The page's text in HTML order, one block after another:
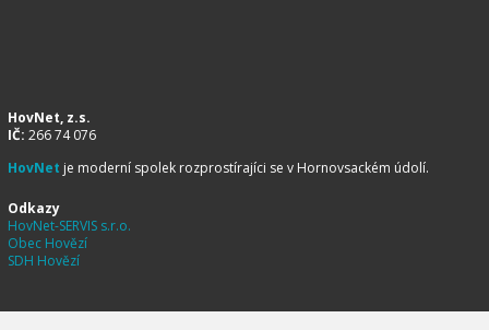
HovNet, z.s.
IČ: 266 74 076
HovNet je moderní spolek rozprostírajíci se v Hornovsackém údolí.
Odkazy
HovNet-SERVIS s.r.o.
Obec Hovězí
SDH Hovězí